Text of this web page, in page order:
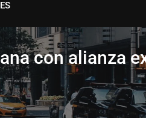
con alianza